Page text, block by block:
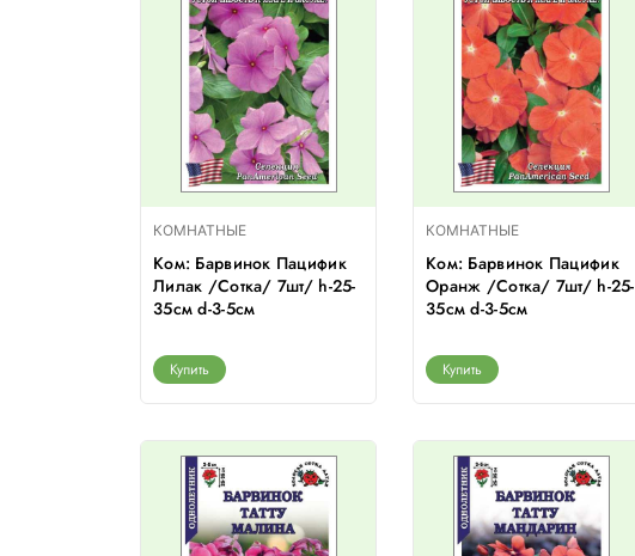
КОМНАТНЫЕ
Ком: Барвинок Пацифик
Лилак /Сотка/ 7шт/ h-25-
35см d-3-5см
Купить
КОМНАТНЫЕ
Ком: Барвинок Пацифик
Оранж /Сотка/ 7шт/ h-25-
35см d-3-5см
Купить